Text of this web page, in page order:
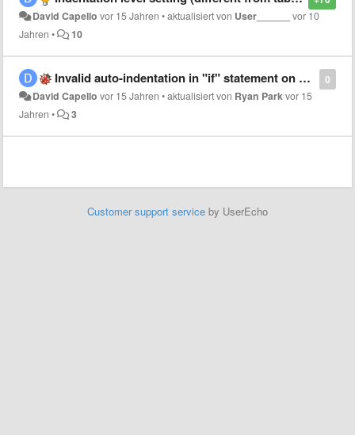
David Capello vor 15 Jahren •aktualisiert von User______
vor 10
Jahren • 10
0
Invalid auto-indentation in "if" statement on C-like languages
David Capello vor 15 Jahren •aktualisiert von Ryan Parkvor 15
Jahren • 3
Customer support service by UserEcho